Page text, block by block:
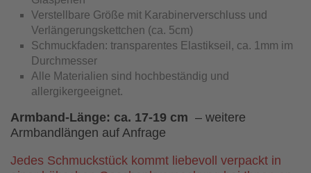
Verstellbare Größe mit Karabinerverschluss und
Verlängerungskettchen (ca. 5cm)
Schmuckfaden: transparentes Elastikseil, ca. 1mm im
Durchmesser
Alle Materialien sind hochbeständig und
allergikergeeignet.
Armband-Länge: ca. 17-19 cm – weitere
Armbandlängen auf Anfrage
Jedes Schmuckstück kommt liebevoll verpackt in